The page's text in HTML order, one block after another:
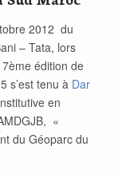
2012 du
– Tata, lors
édition de
s’est tenu à Dar
en
«
du Géoparc du